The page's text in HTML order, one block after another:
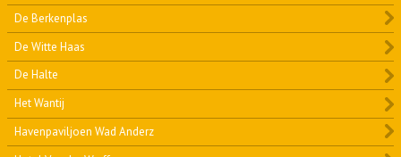
De Berkenplas
De Witte Haas
De Halte
Het Wantij
Havenpaviljoen Wad Anderz